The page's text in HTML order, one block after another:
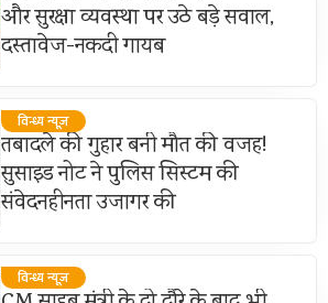
और सुरक्षा व्यवस्था पर उठे बड़े सवाल,
दस्तावेज-नकदी गायब
विन्ध्य न्यूज़
तबादले की गुहार बनी मौत की वजह!
सुसाइड नोट ने पुलिस सिस्टम की
संवेदनहीनता उजागर की
विन्ध्य न्यूज़